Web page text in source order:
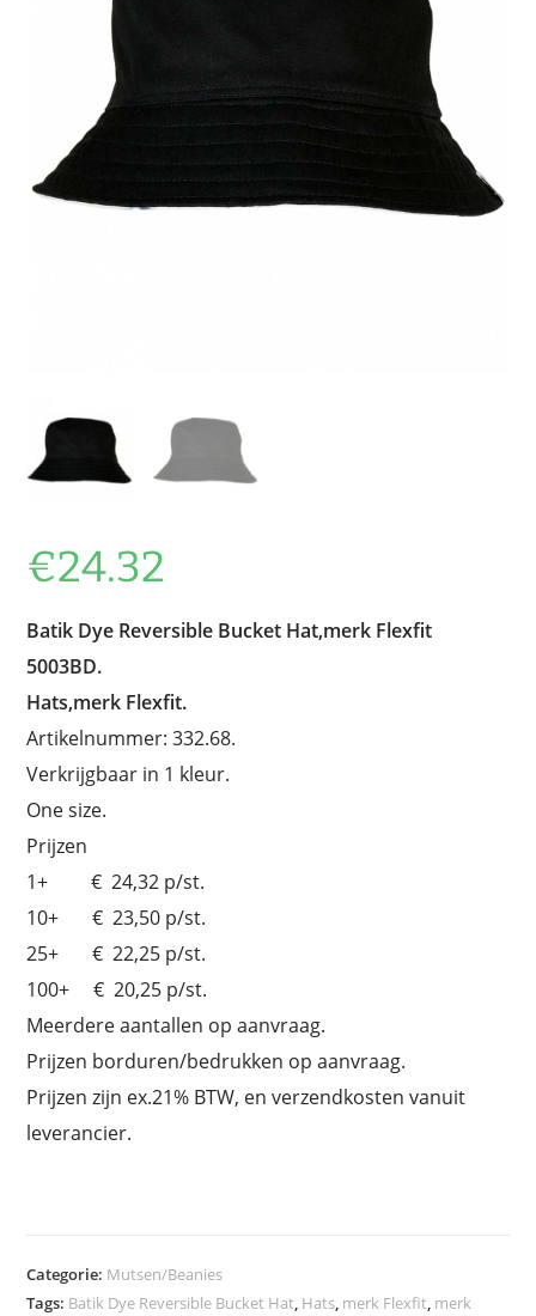
€24.32
Batik Dye Reversible Bucket Hat,merk Flexfit
5003BD.
Hats,merk Flexfit.
Artikelnummer: 332.68.
Verkrijgbaar in 1 kleur.
One size.
Prijzen
1+ € 24,32 p/st.
10+ € 23,50 p/st.
25+ € 22,25 p/st.
100+ € 20,25 p/st.
Meerdere aantallen op aanvraag.
Prijzen borduren/bedrukken op aanvraag.
Prijzen zijn ex.21% BTW, en verzendkosten vanuit
leverancier.
Categorie: Mutsen/Beanies
Tags: Batik Dye Reversible Bucket Hat, Hats, merk Flexfit, merk